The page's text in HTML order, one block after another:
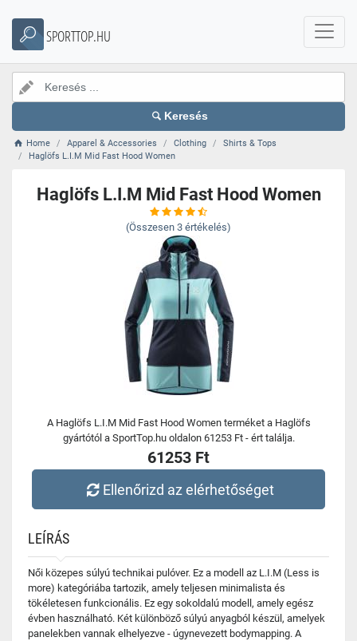
SPORTTOP.HU
Keresés
Home Apparel & Accessories Clothing
Shirts & Tops
Haglöfs L.I.M Mid Fast Hood Women
Haglöfs L.I.M Mid Fast Hood Women
(Összesen 3 értékelés)
A Haglöfs L.I.M Mid Fast Hood Women terméket a Haglöfs
gyártótól a SportTop.hu oldalon 61253 Ft - ért találja.
61253 Ft
Ellenőrizd az elérhetőséget
LEÍRÁS
Női közepes súlyú technikai pulóver. Ez a modell az L.I.M (Less is
more) kategóriába tartozik, amely teljesen minimalista és
tökéletesen funkcionális. Ez egy sokoldalú modell, amely egész
évben használható. Két különböző súlyú anyagból készül, amelyek
panelekben vannak elhelyezve - úgynevezett bodymapping. A